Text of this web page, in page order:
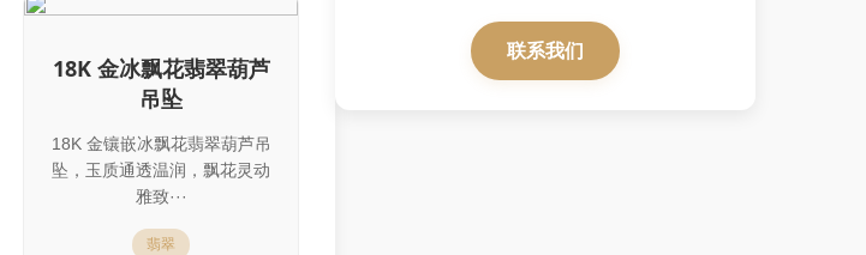
18K 金冰飘花翡翠葫芦
吊坠
18K 金镶嵌冰飘花翡翠葫芦吊
坠，玉质通透温润，飘花灵动
雅致···
翡翠
联系我们